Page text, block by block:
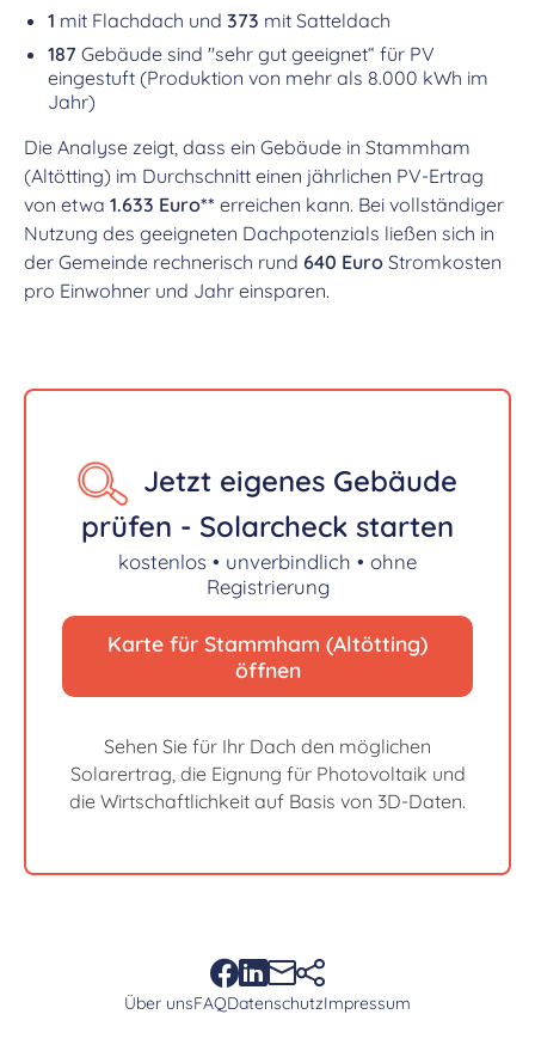
1 mit Flachdach und 373 mit Satteldach
187 Gebäude sind "sehr gut geeignet“ für PV
eingestuft (Produktion von mehr als 8.000 kWh im
Jahr)
Die Analyse zeigt, dass ein Gebäude in Stammham
(Altötting) im Durchschnitt einen jährlichen PV-Ertrag
von etwa 1.633 Euro** erreichen kann. Bei vollständiger
Nutzung des geeigneten Dachpotenzials ließen sich in
der Gemeinde rechnerisch rund 640 Euro Stromkosten
pro Einwohner und Jahr einsparen.
Jetzt eigenes Gebäude
prüfen - Solarcheck starten
kostenlos • unverbindlich • ohne
Registrierung
Karte für Stammham (Altötting)
öffnen
Sehen Sie für Ihr Dach den möglichen
Solarertrag, die Eignung für Photovoltaik und
die Wirtschaftlichkeit auf Basis von 3D-Daten.
Über unsFAQDatenschutzImpressum